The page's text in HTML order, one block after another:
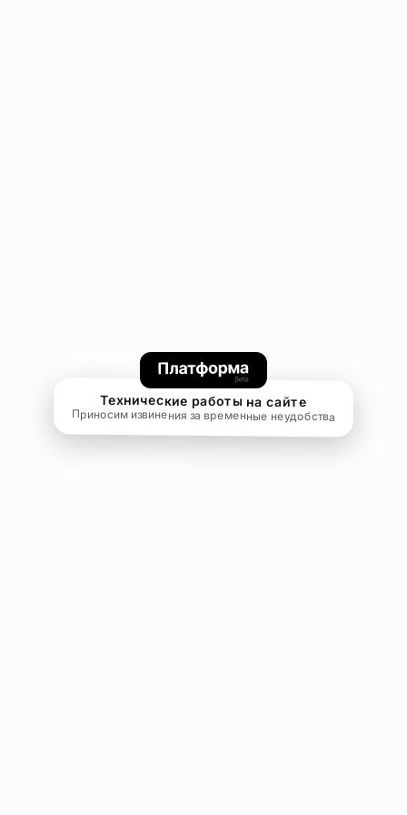
Технические работы на сайте
Приносим извинения за временные неудобства